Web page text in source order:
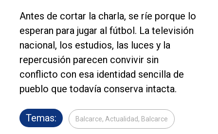
Antes de cortar la charla, se ríe porque lo
esperan para jugar al fútbol. La televisión
nacional, los estudios, las luces y la
repercusión parecen convivir sin
conflicto con esa identidad sencilla de
pueblo que todavía conserva intacta.
Temas: Balcarce, Actualidad, Balcarce